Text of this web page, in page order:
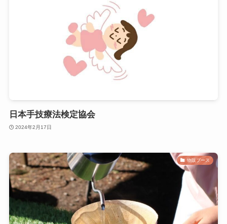
日本手技療法検定協会
2024年2月17日
物販ブース